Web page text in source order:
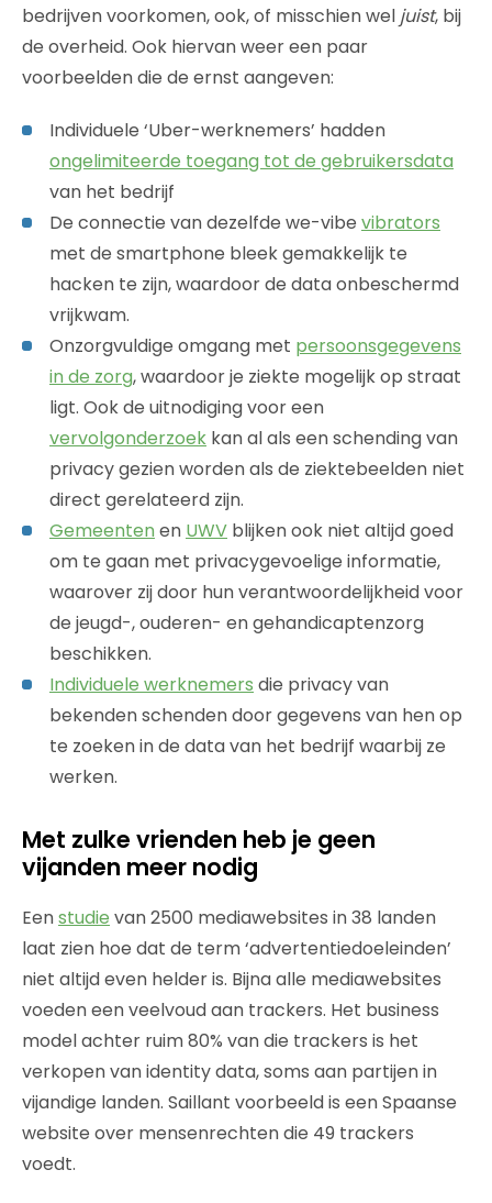
bedrijven voorkomen, ook, of misschien wel juist, bij
de overheid. Ook hiervan weer een paar
voorbeelden die de ernst aangeven:
Individuele ‘Uber-werknemers’ hadden
ongelimiteerde toegang tot de gebruikersdata
van het bedrijf
De connectie van dezelfde we-vibe vibrators
met de smartphone bleek gemakkelijk te
hacken te zijn, waardoor de data onbeschermd
vrijkwam.
Onzorgvuldige omgang met persoonsgegevens
in de zorg, waardoor je ziekte mogelijk op straat
ligt. Ook de uitnodiging voor een
vervolgonderzoek kan al als een schending van
privacy gezien worden als de ziektebeelden niet
direct gerelateerd zijn.
Gemeenten en UWV blijken ook niet altijd goed
om te gaan met privacygevoelige informatie,
waarover zij door hun verantwoordelijkheid voor
de jeugd-, ouderen- en gehandicaptenzorg
beschikken.
Individuele werknemers die privacy van
bekenden schenden door gegevens van hen op
te zoeken in de data van het bedrijf waarbij ze
werken.
Met zulke vrienden heb je geen
vijanden meer nodig
Eenstudie van 2500 mediawebsites in 38 landen
laat zien hoe dat de term ‘advertentiedoeleinden’
niet altijd even helder is. Bijna alle mediawebsites
voeden een veelvoud aan trackers. Het business
model achter ruim 80% van die trackers is het
verkopen van identity data, soms aan partijen in
vijandige landen. Saillant voorbeeld is een Spaanse
website over mensenrechten die 49 trackers
voedt.